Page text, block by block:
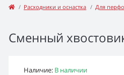
Расходники и оснастка Для
Сменный
Наличие: В наличии